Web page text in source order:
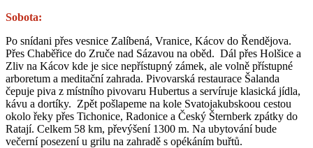
Sobota:
Po snídani přes vesnice Zalíbená, Vranice, Kácov do Řendějova.
Přes Chaběřice do Zruče nad Sázavou na oběd. Dál přes Holšice a
Zliv na Kácov kde je sice nepřístupný zámek, ale volně přístupné
arboretum a meditační zahrada. Pivovarská restaurace Šalanda
čepuje piva z místního pivovaru Hubertus a servíruje klasická jídla,
kávu a dortíky. Zpět pošlapeme na kole Svatojakubskoou cestou
okolo řeky přes Tichonice, Radonice a Český Šternberk zpátky do
Ratají. Celkem 58 km, převýšení 1300 m. Na ubytování bude
večerní posezení u grilu na zahradě s opékáním buřtů.